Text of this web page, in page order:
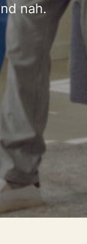
nah.